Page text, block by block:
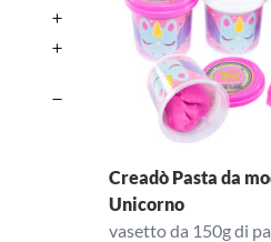
Creadò Pasta da
Unicorno
vasetto da 150g di